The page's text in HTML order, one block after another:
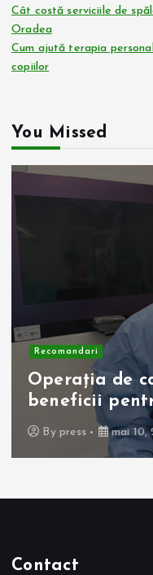
Cât costă serviciile de
Oradea
Cum ajută terapia
copiilor
You Missed
Recomandari
Operația de
beneficii
By press mai 10,
Contact